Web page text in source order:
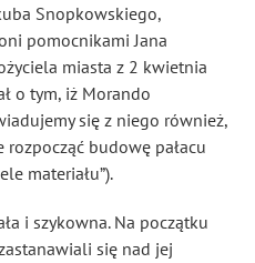
Snopkowskiego,
pomocnikami Jana
miasta z 2 kwietnia
o tym, iż Morando
się z niego również,
rozpocząć budowę pałacu
materiału”).
i szykowna. Na początku
się nad jej